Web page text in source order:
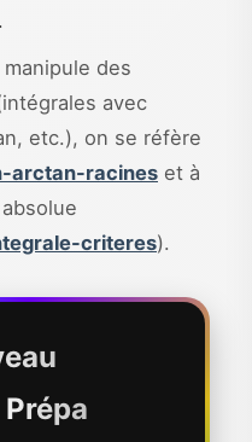
manipule des
avec
etc.), on se réfère
arctan-racines et à
criteres).
Prépa